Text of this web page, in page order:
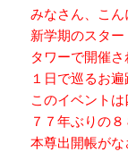
b
o
o
k
レ
ー
ヤ
ー
みなさん、こん
新学期のスタ
タワーで開催さ
１日で巡るお
このイベント
７７年ぶりの
本尊出開帳が